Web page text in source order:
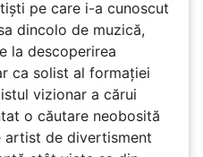
pe care i-a cunoscut
dincolo de muzică,
la descoperirea
ca solist al formației
vizionar a cărui
o căutare neobosită
artist de divertisment